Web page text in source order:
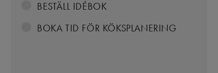
BESTÄLL IDÉBOK
BOKA TID FÖR KÖKSPLANERING